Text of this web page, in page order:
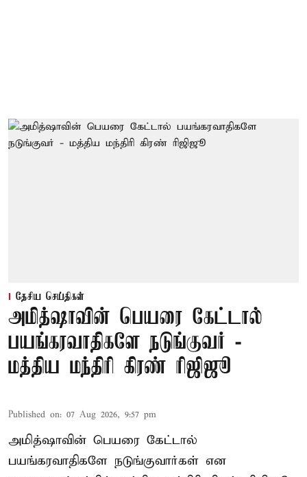
தேசிய செய்திகள்
அமித்ஷாவின் பெயரை கேட்டால்
பயங்கரவாதிகளே நடுங்குவர் -
மத்திய மந்திரி கிரண் ரிஜிஜூ
Published on: 07 Aug 2026, 9:57 pm
அமித்ஷாவின் பெயரை கேட்டால்
பயங்கரவாதிகளே நடுங்குவார்கள் என